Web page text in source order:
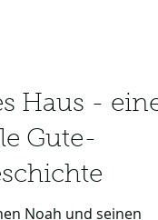
Haus - eine